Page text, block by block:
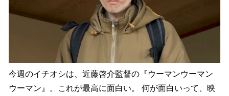
今週のイチオシは、近藤啓介監督の『ウーマンウーマン
ウーマン』。これが最高に面白い。 何が面白いって、映